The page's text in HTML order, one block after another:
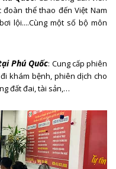
thể thao đến Việt Nam
lội....Cùng một số bộ môn
Phú Quốc: Cung cấp phiên
khám bệnh, phiên dịch cho
đất đai, tài sản,…